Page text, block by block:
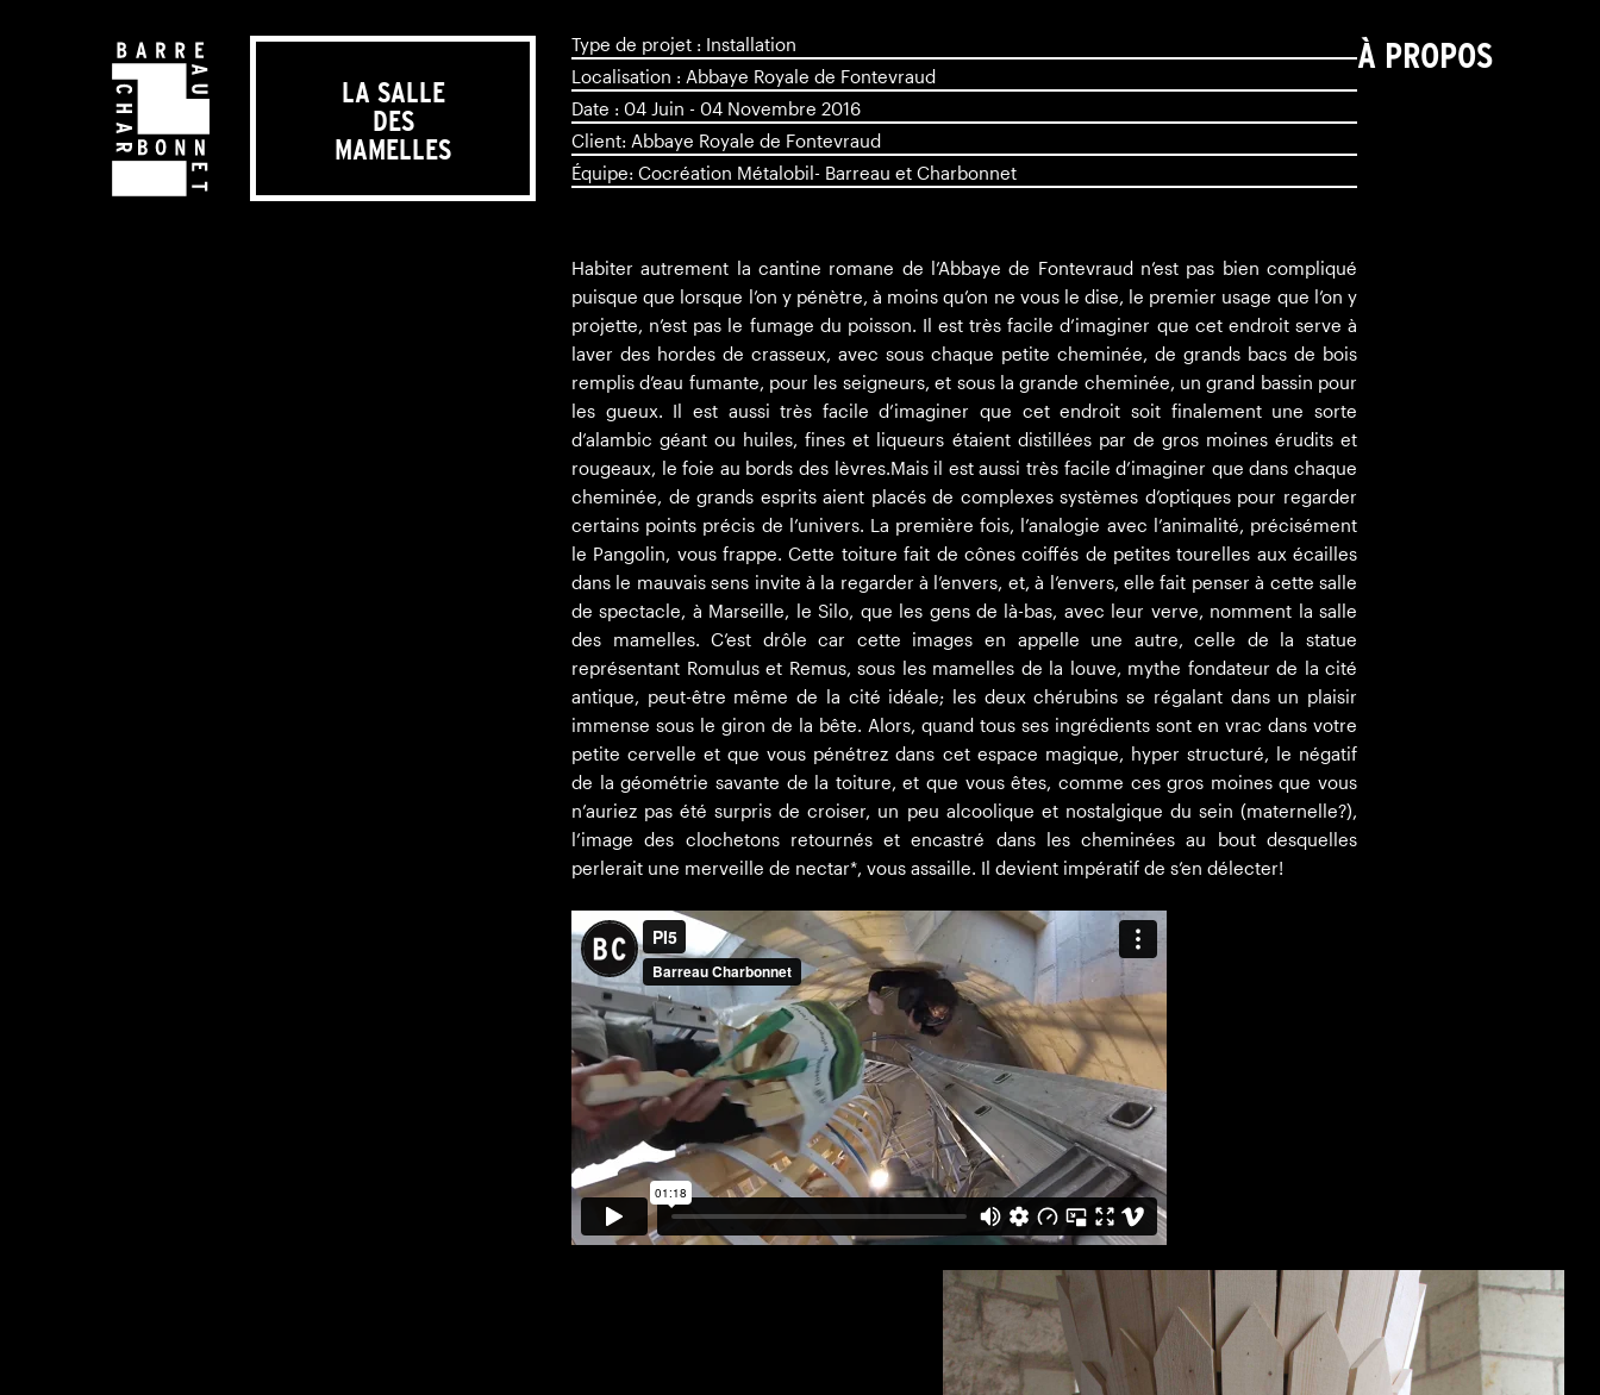
À PROPOS
LA SALLE
DES
MAMELLES
Type de projet : Installation
Localisation : Abbaye Royale de Fontevraud
Date : 04 Juin - 04 Novembre 2016
Client: Abbaye Royale de Fontevraud
Équipe: Cocréation Métalobil- Barreau et Charbonnet
Habiter autrement la cantine romane de l’Abbaye de Fontevraud n’est pas bien compliqué
puisque que lorsque l’on y pénètre, à moins qu’on ne vous le dise, le premier usage que l’on y
projette, n’est pas le fumage du poisson. Il est très facile d’imaginer que cet endroit serve à
laver des hordes de crasseux, avec sous chaque petite cheminée, de grands bacs de bois
remplis d’eau fumante, pour les seigneurs, et sous la grande cheminée, un grand bassin pour
les gueux. Il est aussi très facile d’imaginer que cet endroit soit finalement une sorte
d’alambic géant ou huiles, fines et liqueurs étaient distillées par de gros moines érudits et
rougeaux, le foie au bords des lèvres.Mais il est aussi très facile d’imaginer que dans chaque
cheminée, de grands esprits aient placés de complexes systèmes d’optiques pour regarder
certains points précis de l’univers. La première fois, l’analogie avec l’animalité, précisément
le Pangolin, vous frappe. Cette toiture fait de cônes coiffés de petites tourelles aux écailles
dans le mauvais sens invite à la regarder à l’envers, et, à l’envers, elle fait penser à cette salle
de spectacle, à Marseille, le Silo, que les gens de là-bas, avec leur verve, nomment la salle
des mamelles. C’est drôle car cette images en appelle une autre, celle de la statue
représentant Romulus et Remus, sous les mamelles de la louve, mythe fondateur de la cité
antique, peut-être même de la cité idéale; les deux chérubins se régalant dans un plaisir
immense sous le giron de la bête. Alors, quand tous ses ingrédients sont en vrac dans votre
petite cervelle et que vous pénétrez dans cet espace magique, hyper structuré, le négatif
de la géométrie savante de la toiture, et que vous êtes, comme ces gros moines que vous
n’auriez pas été surpris de croiser, un peu alcoolique et nostalgique du sein (maternelle?),
l’image des clochetons retournés et encastré dans les cheminées au bout desquelles
perlerait une merveille de nectar*, vous assaille. Il devient impératif de s’en délecter!